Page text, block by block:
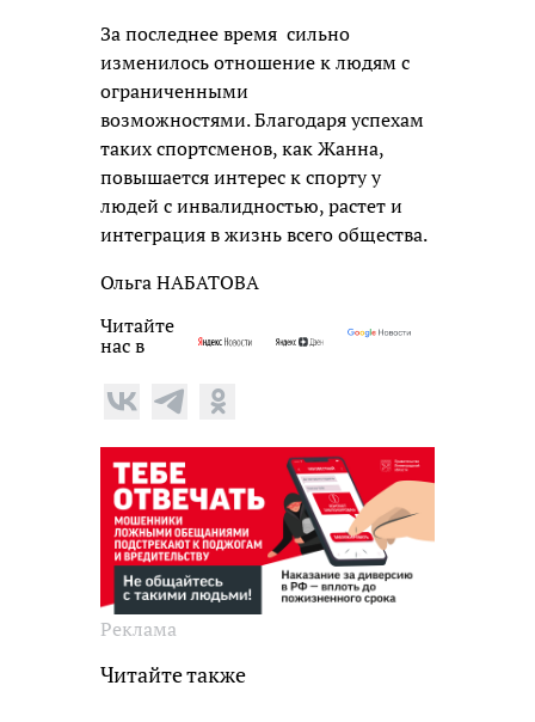
За последнее время сильно
изменилось отношение к людям с
ограниченными
возможностями.Благодаря успехам
таких спортсменов, как Жанна,
повышается интерес к спорту у
людей с инвалидностью, растет и
интеграция в жизнь всего общества.
Ольга НАБАТОВА
Читайте
нас в
Реклама
Читайте также